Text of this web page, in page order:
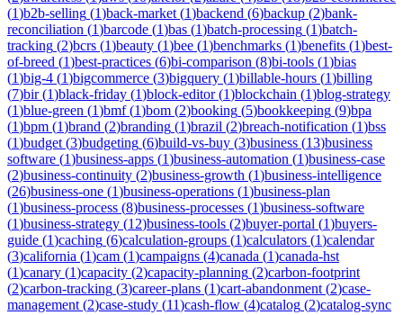
(1)b2b-selling (1)back-market (1)backend (6)backup (2)bank-
reconciliation (1)barcode (1)bas (1)batch-processing (1)batch-
tracking (2)bcrs (1)beauty (1)bee (1)benchmarks (1)benefits (1)best-
of-breed (1)best-practices (6)bi-comparison (8)bi-tools (1)bias
(1)big-4 (1)bigcommerce (3)bigquery (1)billable-hours (1)billing
(7)bir(1)black-friday (1)block-editor(1)blockchain (1)blog-strategy
(1)blue-green (1)bmf(1)bom (2)booking (5)bookkeeping (9)bpa
(1)bpm (1)brand (2)branding (1)brazil (2)breach-notification (1)bss
(1)budget (3)budgeting (6)build-vs-buy (3)business (13)business
software (1)business-apps (1)business-automation (1)business-case
(2)business-continuity (2)business-growth (1)business-intelligence
(26)business-one (1)business-operations (1)business-plan
(1)business-process (8)business-processes (1)business-software
(1)business-strategy (12)business-tools (2)buyer-portal (1)buyers-
guide (1)caching (6)calculation-groups (1)calculators (1)calendar
(3)california (1)cam (1)campaigns (4)canada (1)canada-hst
(1)canary (1)capacity (2)capacity-planning (2)carbon-footprint
(2)carbon-tracking (3)career-plans (1)cart-abandonment (2)case-
management (2)case-study (11)cash-flow (4)catalog (2)catalog-sync